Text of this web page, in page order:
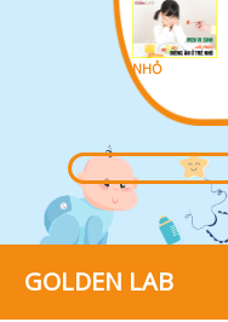
NHỎ
GOLDEN LAB